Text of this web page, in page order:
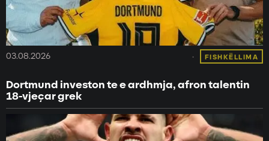
03.08.2026 FISHKËLLIMA
Dortmund investon te e ardhmja, afron talentin
18-vjeçar grek